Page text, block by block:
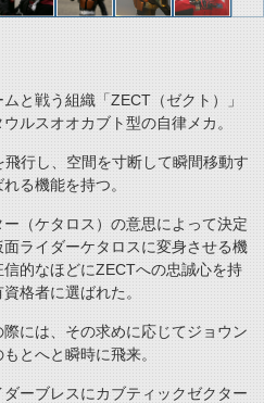
と戦う組織「ZECT（ゼクト）」
ルスオオカブト型の自律メカ。
行し、空間を寸断して瞬間移動す
る機能を持つ。
（ケタロス）の意思によって決定
ライダーケタロスに変身させる機
的なほどにZECTへの忠誠心を持
格者に選ばれた。
には、その求めに応じてジョウン
とへと瞬時に飛来。
ーブレスにカブティックゼクター